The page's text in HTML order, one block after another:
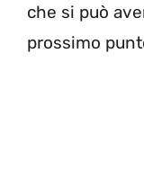
che si può
prossimo